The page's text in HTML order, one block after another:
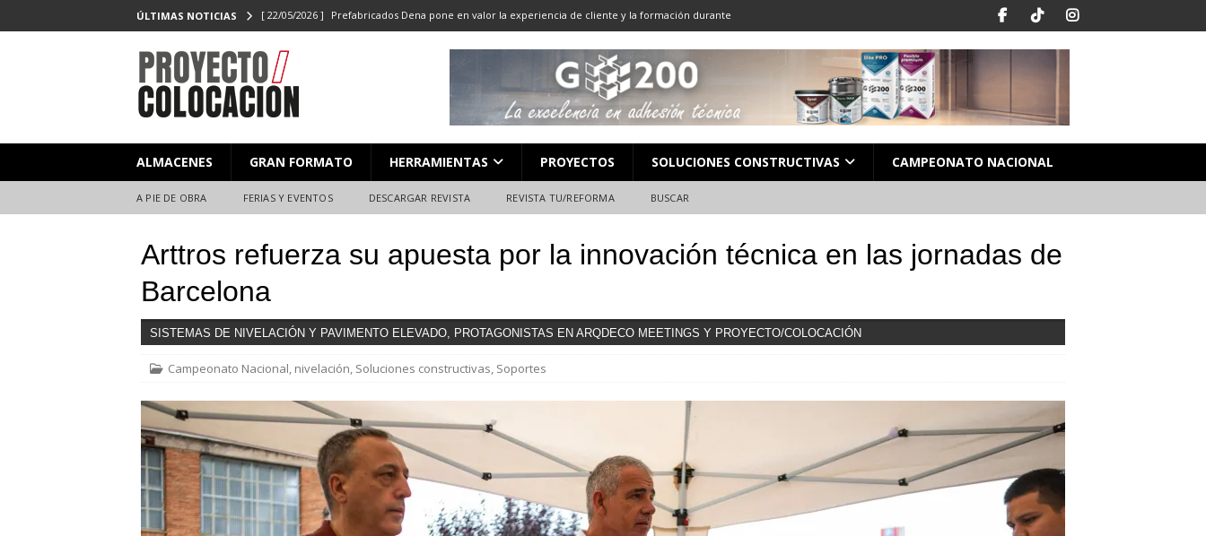
ÚLTIMAS NOTICIAS [ 22/05/2026 ] Prefabricados Dena pone en valor la experiencia de cliente y la formación durante
[ 27/02/2026 ] PROYECTO/COLOCACIÓN 13: CORTE DE GRAN FORMATO DESCARGAR REVISTA
[ 23/06/2025 ] PROYECTO/COLOCACIÓN 8: JUNTAS DESCARGAR REVISTA
Y EVENTOS
[ 08/07/2026 ] Nuevas citas para el profesional de la construcción CAMPEONATO NACIONAL
ALMACENES GRAN FORMATO HERRAMIENTAS PROYECTOS SOLUCIONES CONSTRUCTIVAS CAMPEONATO NACIONAL
A PIE DE OBRA FERIAS Y EVENTOS DESCARGAR REVISTA REVISTA TU/REFORMA BUSCAR
Arttros refuerza su apuesta por la innovación técnica en las jornadas de
Barcelona
SISTEMAS DE NIVELACIÓN Y PAVIMENTO ELEVADO, PROTAGONISTAS EN ARQDECO MEETINGS Y PROYECTO/COLOCACIÓN
Campeonato Nacional, nivelación, Soluciones constructivas, Soportes